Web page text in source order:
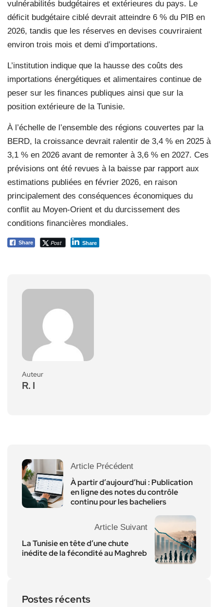
vulnérabilités budgétaires et extérieures du pays. Le
déficit budgétaire ciblé devrait atteindre 6 % du PIB en
2026, tandis que les réserves en devises couvriraient
environ trois mois et demi d’importations.
L’institution indique que la hausse des coûts des
importations énergétiques et alimentaires continue de
peser sur les finances publiques ainsi que sur la
position extérieure de la Tunisie.
À l’échelle de l’ensemble des régions couvertes par la
BERD, la croissance devrait ralentir de 3,4 % en 2025 à
3,1 % en 2026 avant de remonter à 3,6 % en 2027. Ces
prévisions ont été revues à la baisse par rapport aux
estimations publiées en février 2026, en raison
principalement des conséquences économiques du
conflit au Moyen-Orient et du durcissement des
conditions financières mondiales.
Share Post Share
Auteur
R. I
Article Précédent
À partir d’aujourd’hui : Publication
en ligne des notes du contrôle
continu pour les bacheliers
Article Suivant
La Tunisie en tête d’une chute
inédite de la fécondité au Maghreb
Postes récents